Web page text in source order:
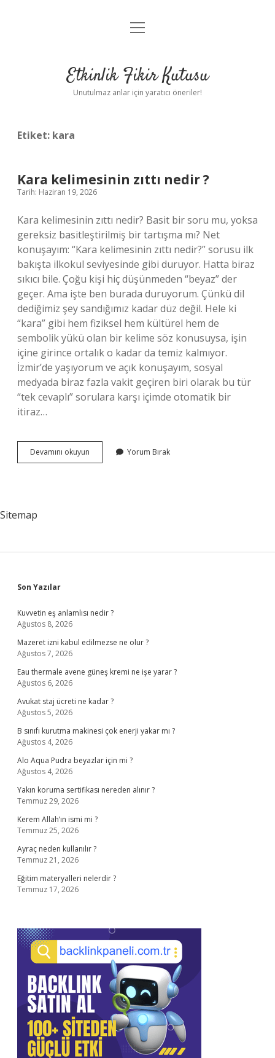
Anasayfa
Yasal Uyarı
menüyü
Etkinlik Fikir Kutusu
Unutulmaz anlar için yaratıcı öneriler!
Etiket: kara
Kara kelimesinin zıttı nedir ?
Tarih: Haziran 19, 2026
Kara kelimesinin zıttı nedir? Basit bir soru mu, yoksa
gereksiz basitleştirilmiş bir tartışma mı? Net
konuşayım: “Kara kelimesinin zıttı nedir?” sorusu ilk
bakışta ilkokul seviyesinde gibi duruyor. Hatta biraz
sıkıcı bile. Çoğu kişi hiç düşünmeden “beyaz” der
geçer. Ama işte ben burada duruyorum. Çünkü dil
dediğimiz şey sandığımız kadar düz değil. Hele ki
“kara” gibi hem fiziksel hem kültürel hem de
sembolik yükü olan bir kelime söz konusuysa, işin
içine girince ortalık o kadar da temiz kalmıyor.
İzmir’de yaşıyorum ve açık konuşayım, sosyal
medyada biraz fazla vakit geçiren biri olarak bu tür
“tek cevaplı” sorulara karşı içimde otomatik bir
itiraz…
Devamını okuyun
kelimesinin
Yorum Bırak
Sitemap
Sidebar
Son Yazılar
Kuvvetin eş anlamlısı nedir ?
Ağustos 8, 2026
Mazeret izni kabul edilmezse ne olur ?
Ağustos 7, 2026
Eau thermale avene güneş kremi ne işe yarar ?
Ağustos 6, 2026
Avukat staj ücreti ne kadar ?
Ağustos 5, 2026
B sınıfı kurutma makinesi çok enerji yakar mı ?
Ağustos 4, 2026
Alo Aqua Pudra beyazlar için mi ?
Ağustos 4, 2026
Yakın koruma sertifikası nereden alınır ?
Temmuz 29, 2026
Kerem Allah’ın ismi mi ?
Temmuz 25, 2026
Ayraç neden kullanılır ?
Temmuz 21, 2026
Eğitim materyalleri nelerdir ?
Temmuz 17, 2026